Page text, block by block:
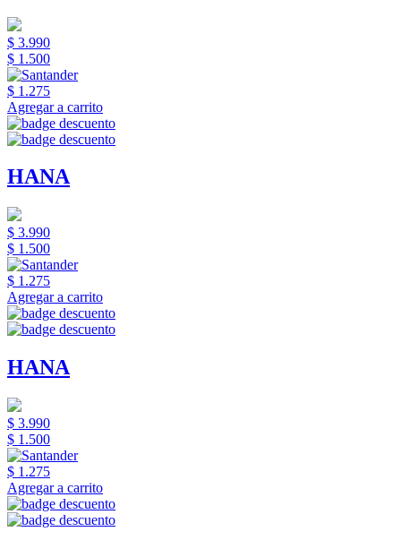
$ 3.990
$ 1.500
$ 1.275
Agregar a carrito
HANA
$ 3.990
$ 1.500
$ 1.275
Agregar a carrito
HANA
$ 3.990
$ 1.500
$ 1.275
Agregar a carrito